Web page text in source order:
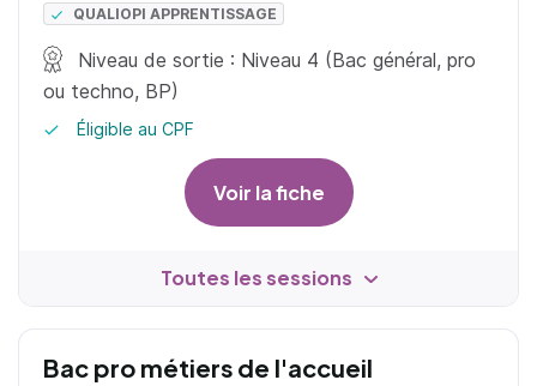
QUALIOPI APPRENTISSAGE
Niveau de sortie : Niveau 4 (Bac général, pro
ou techno, BP)
Éligible au CPF
Voir la fiche
Toutes les sessions
Bac pro métiers de l'accueil